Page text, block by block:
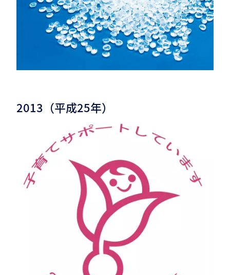
2013（平成25年）